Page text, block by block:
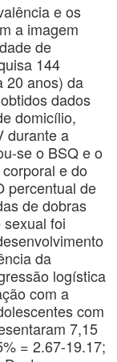
e os
a imagem
de
144
20 anos) da
dados
domicílio,
durante a
se o BSQ e o
e do
percentual de
de dobras
foi
da
logística
com a
com
7,15
= 2.67-19.17;